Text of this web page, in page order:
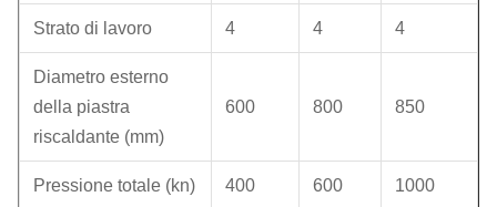
Strato di lavoro 4 4 4
Diametro esterno
della piastra
riscaldante (mm)
600 800 850
Pressione totale (kn) 400 600 1000